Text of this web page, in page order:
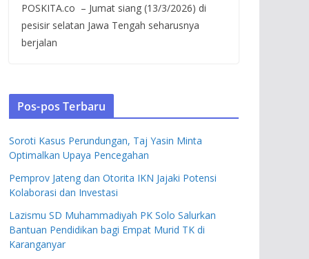
POSKITA.co – Jumat siang (13/3/2026) di
pesisir selatan Jawa Tengah seharusnya
berjalan
Pos-pos Terbaru
Soroti Kasus Perundungan, Taj Yasin Minta
Optimalkan Upaya Pencegahan
Pemprov Jateng dan Otorita IKN Jajaki Potensi
Kolaborasi dan Investasi
Lazismu SD Muhammadiyah PK Solo Salurkan
Bantuan Pendidikan bagi Empat Murid TK di
Karanganyar